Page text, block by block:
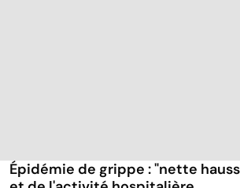
Épidémie de grippe : "nette